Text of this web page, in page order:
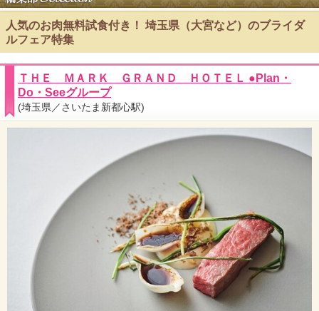
人気のお肉無料試食付き！ 埼玉県（大宮など）のブライダ
ルフェア特集
ＴＨＥ ＭＡＲＫ ＧＲＡＮＤ ＨＯＴＥＬ ●Plan・
Do・Seeグループ
(埼玉県／さいたま新都心駅)